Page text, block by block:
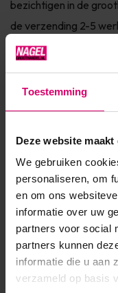
Toestemming
Deze website
We gebruiken
personaliseren, om
en om ons
informatie over uw
partners voor social
partners kunnen
informatie die u aan
verzameld op basis
bezichtigen in de
de verzending 2-5
verzoeken wij je
Toon meer
Product specificaties
Artikelnummer